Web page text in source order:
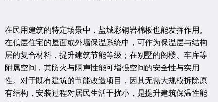
在民用建筑的特定场景中，盐城彩钢岩棉板也能发挥作用。
在低层住宅的屋面或外墙保温系统中，可作为保温层与结构
层的复合材料，提升建筑节能等级；在别墅的阁楼、车库等
附属空间，其防火与隔声性能可增强空间的安全性与实用
性。对于既有建筑的节能改造项目，因其无需大规模拆除原
有结构，安装过程对居民生活干扰小，是提升建筑保温性能